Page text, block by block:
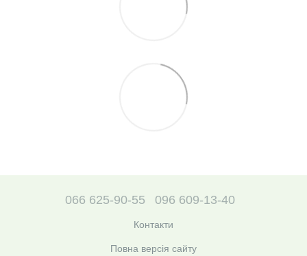
066 625-90-55 096 609-13-40
Контакти
Повна версія сайту